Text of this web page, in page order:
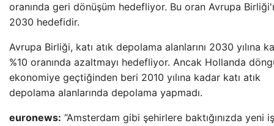
oranında geri dönüşüm hedefliyor. Bu oran Avrupa
2030 hedefidir.
Avrupa Birliği, katı atık depolama alanlarını 2030 yılına
%10 oranında azaltmayı hedefliyor. Ancak Hollanda
ekonomiye geçtiğinden beri 2010 yılına kadar katı atık
depolama alanlarında depolama yapmadı.
euronews: “Amsterdam gibi şehirlere baktığınızda yeni iş